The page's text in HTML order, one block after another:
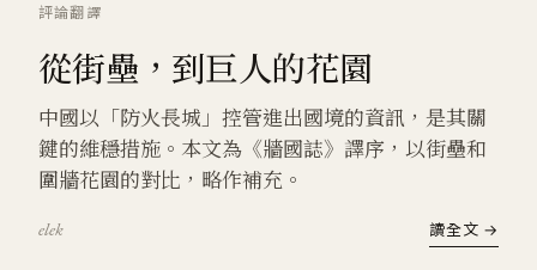
評論翻譯
從街壘，到巨人的花園
中國以「防火長城」控管進出國境的資訊，是其關
鍵的維穩措施。本文為《牆國誌》譯序，以街壘和
圍牆花園的對比，略作補充。
elek 讀全文 →